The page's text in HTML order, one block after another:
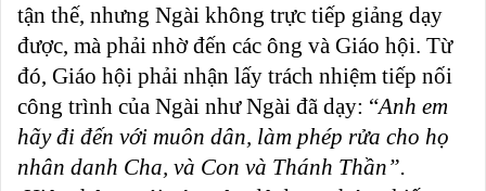
tận thế, nhưng Ngài không trực tiếp giảng dạy
được, mà phải nhờ đến các ông và Giáo hội. Từ
đó, Giáo hội phải nhận lấy trách nhiệm tiếp nối
công trình của Ngài như Ngài đã dạy: “Anh em
hãy đi đến với muôn dân, làm phép rửa cho họ
nhân danh Cha, và Con và Thánh Thần”.